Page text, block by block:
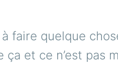
faire quelque
ça et ce n’est pas